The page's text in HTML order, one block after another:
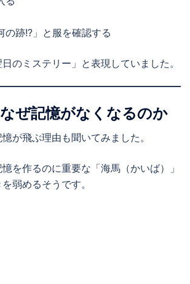
の跡!?」と服を確認する
のミステリー」と表現していました。
ぜ記憶がなくなるのか
が飛ぶ理由も聞いてみました。
を作るのに重要な「海馬（かいば）」
弱めるそうです。